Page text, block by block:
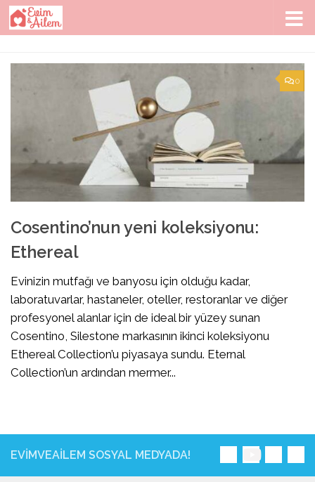
Skip to content
0
Cosentino’nun yeni koleksiyonu:
Ethereal
Evinizin mutfağı ve banyosu için olduğu kadar,
laboratuvarlar, hastaneler, oteller, restoranlar ve diğer
profesyonel alanlar için de ideal bir yüzey sunan
Cosentino, Silestone markasının ikinci koleksiyonu
Ethereal Collection’u piyasaya sundu. Eternal
Collection’un ardından mermer...
EVIMVEAILEM SOSYAL MEDYADA!